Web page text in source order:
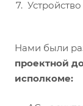
Нами были
проектной
исполкоме: